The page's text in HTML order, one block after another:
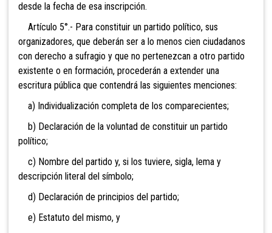
desde la fecha de esa inscripción.
Artículo 5°.- Para constituir un partido político, sus
organizadores, que deberán ser a lo menos cien ciudadanos
con derecho a sufragio y que no pertenezcan a otro partido
existente o en formación, procederán a extender una
escritura pública que contendrá las siguientes menciones:
a) Individualización completa de los comparecientes;
b) Declaración de la voluntad de constituir un partido
político;
c) Nombre del partido y, si los tuviere, sigla, lema y
descripción literal del símbolo;
d) Declaración de principios del partido;
e) Estatuto del mismo, y